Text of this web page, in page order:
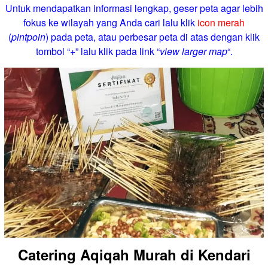
Untuk mendapatkan informasi lengkap, geser peta agar lebih
fokus ke wilayah yang Anda cari lalu klik icon merah
(pintpoin) pada peta, atau perbesar peta di atas dengan klik
tombol “+” lalu klik pada link “view larger map“.
Catering Aqiqah Murah di Kendari